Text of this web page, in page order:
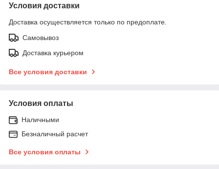
Условия доставки
Доставка осуществляется только по предоплате.
Самовывоз
Доставка курьером
Все условия доставки
Условия оплаты
Наличными
Безналичный расчет
Все условия оплаты